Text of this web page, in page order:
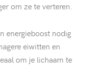
om ze te verteren.
energieboost nodig
eiwitten en
om je lichaam te